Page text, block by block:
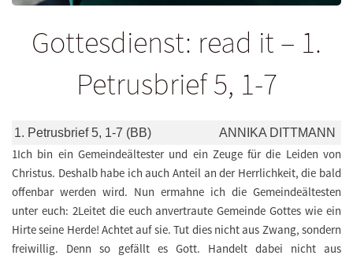
Gottesdienst: read it – 1.
Petrusbrief 5, 1-7
1. Petrusbrief 5, 1-7 (BB) ANNIKA DITTMANN
1Ich bin ein Gemeindeältester und ein Zeuge für die Leiden von
Christus. Deshalb habe ich auch Anteil an der Herrlichkeit, die bald
offenbar werden wird. Nun ermahne ich die Gemeindeältesten
unter euch: 2Leitet die euch anvertraute Gemeinde Gottes wie ein
Hirte seine Herde! Achtet auf sie. Tut dies nicht aus Zwang, sondern
freiwillig. Denn so gefällt es Gott. Handelt dabei nicht aus